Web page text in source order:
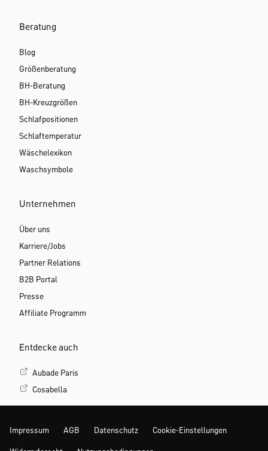
Beratung
Blog
Größenberatung
BH-Beratung
BH-Kreuzgrößen
Schlafpositionen
Schlaftemperatur
Wäschelexikon
Waschsymbole
Unternehmen
Über uns
Karriere/Jobs
Partner Relations
B2B Portal
Presse
Affiliate Programm
Entdecke auch
Aubade Paris
Cosabella
Impressum AGB Datenschutz Cookie-Einstellungen